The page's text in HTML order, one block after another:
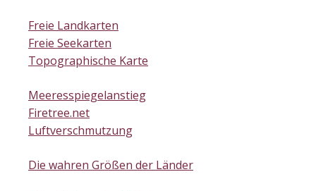
Freie Landkarten
Freie Seekarten
Topographische Karte
Meeresspiegelanstieg
Firetree.net
Luftverschmutzung
Die wahren Größen der Länder